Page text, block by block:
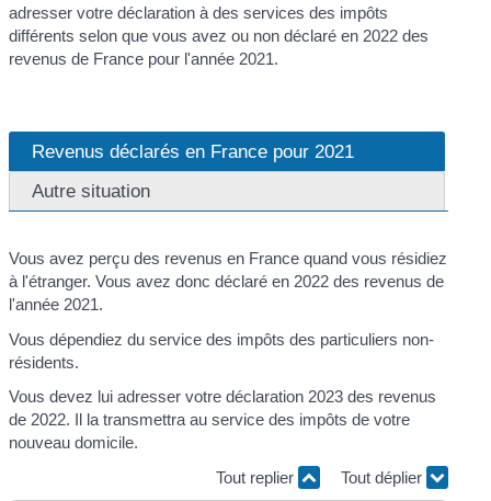
adresser votre déclaration à des services des impôts
différents selon que vous avez ou non déclaré en 2022 des
revenus de France pour l'année 2021.
Revenus déclarés en France pour 2021
Autre situation
Vous avez perçu des revenus en France quand vous résidiez
à l'étranger. Vous avez donc déclaré en 2022 des revenus de
l'année 2021.
Vous dépendiez du service des impôts des particuliers non-
résidents.
Vous devez lui adresser votre déclaration 2023 des revenus
de 2022. Il la transmettra au service des impôts de votre
nouveau domicile.
Tout replier
Tout déplier